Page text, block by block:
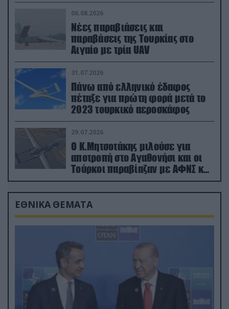
06.08.2026
Νέες παραβιάσεις και
παραβάσεις της Τουρκίας στο
Αιγαίο με τρία UAV
31.07.2026
Πάνω από ελληνικό έδαφος
πέταξε για πρώτη φορά μετά το
2023 τουρκικό αεροσκάφος
29.07.2026
Ο Κ.Μητσοτάκης μιλούσε για
αποτροπή στο Αγαθονήσι και οι
Τούρκοι παραβίαζαν με ΑΦΝΣ και
drone
ΕΘΝΙΚΑ ΘΕΜΑΤΑ